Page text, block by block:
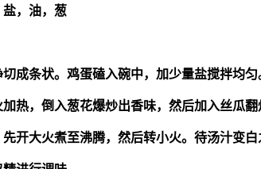
，油，葱
成条状。鸡蛋磕入碗中，加少量盐搅拌均匀
热，倒入葱花爆炒出香味，然后加入丝瓜翻
开大火煮至沸腾，然后转小火。待汤汁变白